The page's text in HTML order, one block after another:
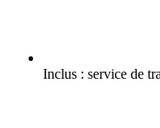
Inclus : service de